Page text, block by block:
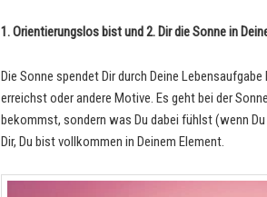
1. Orientierungslos bist und 2. Dir die Sonne in
Die Sonne spendet Dir durch Deine
erreichst oder andere Motive. Es geht bei der
bekommst, sondern was Du dabei fühlst (wenn
Dir, Du bist vollkommen in Deinem Element.